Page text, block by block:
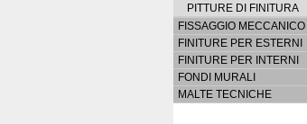
PITTURE DI FINITURA
FISSAGGIO MECCANICO
FINITURE PER ESTERNI
FINITURE PER INTERNI
FONDI MURALI
MALTE TECNICHE